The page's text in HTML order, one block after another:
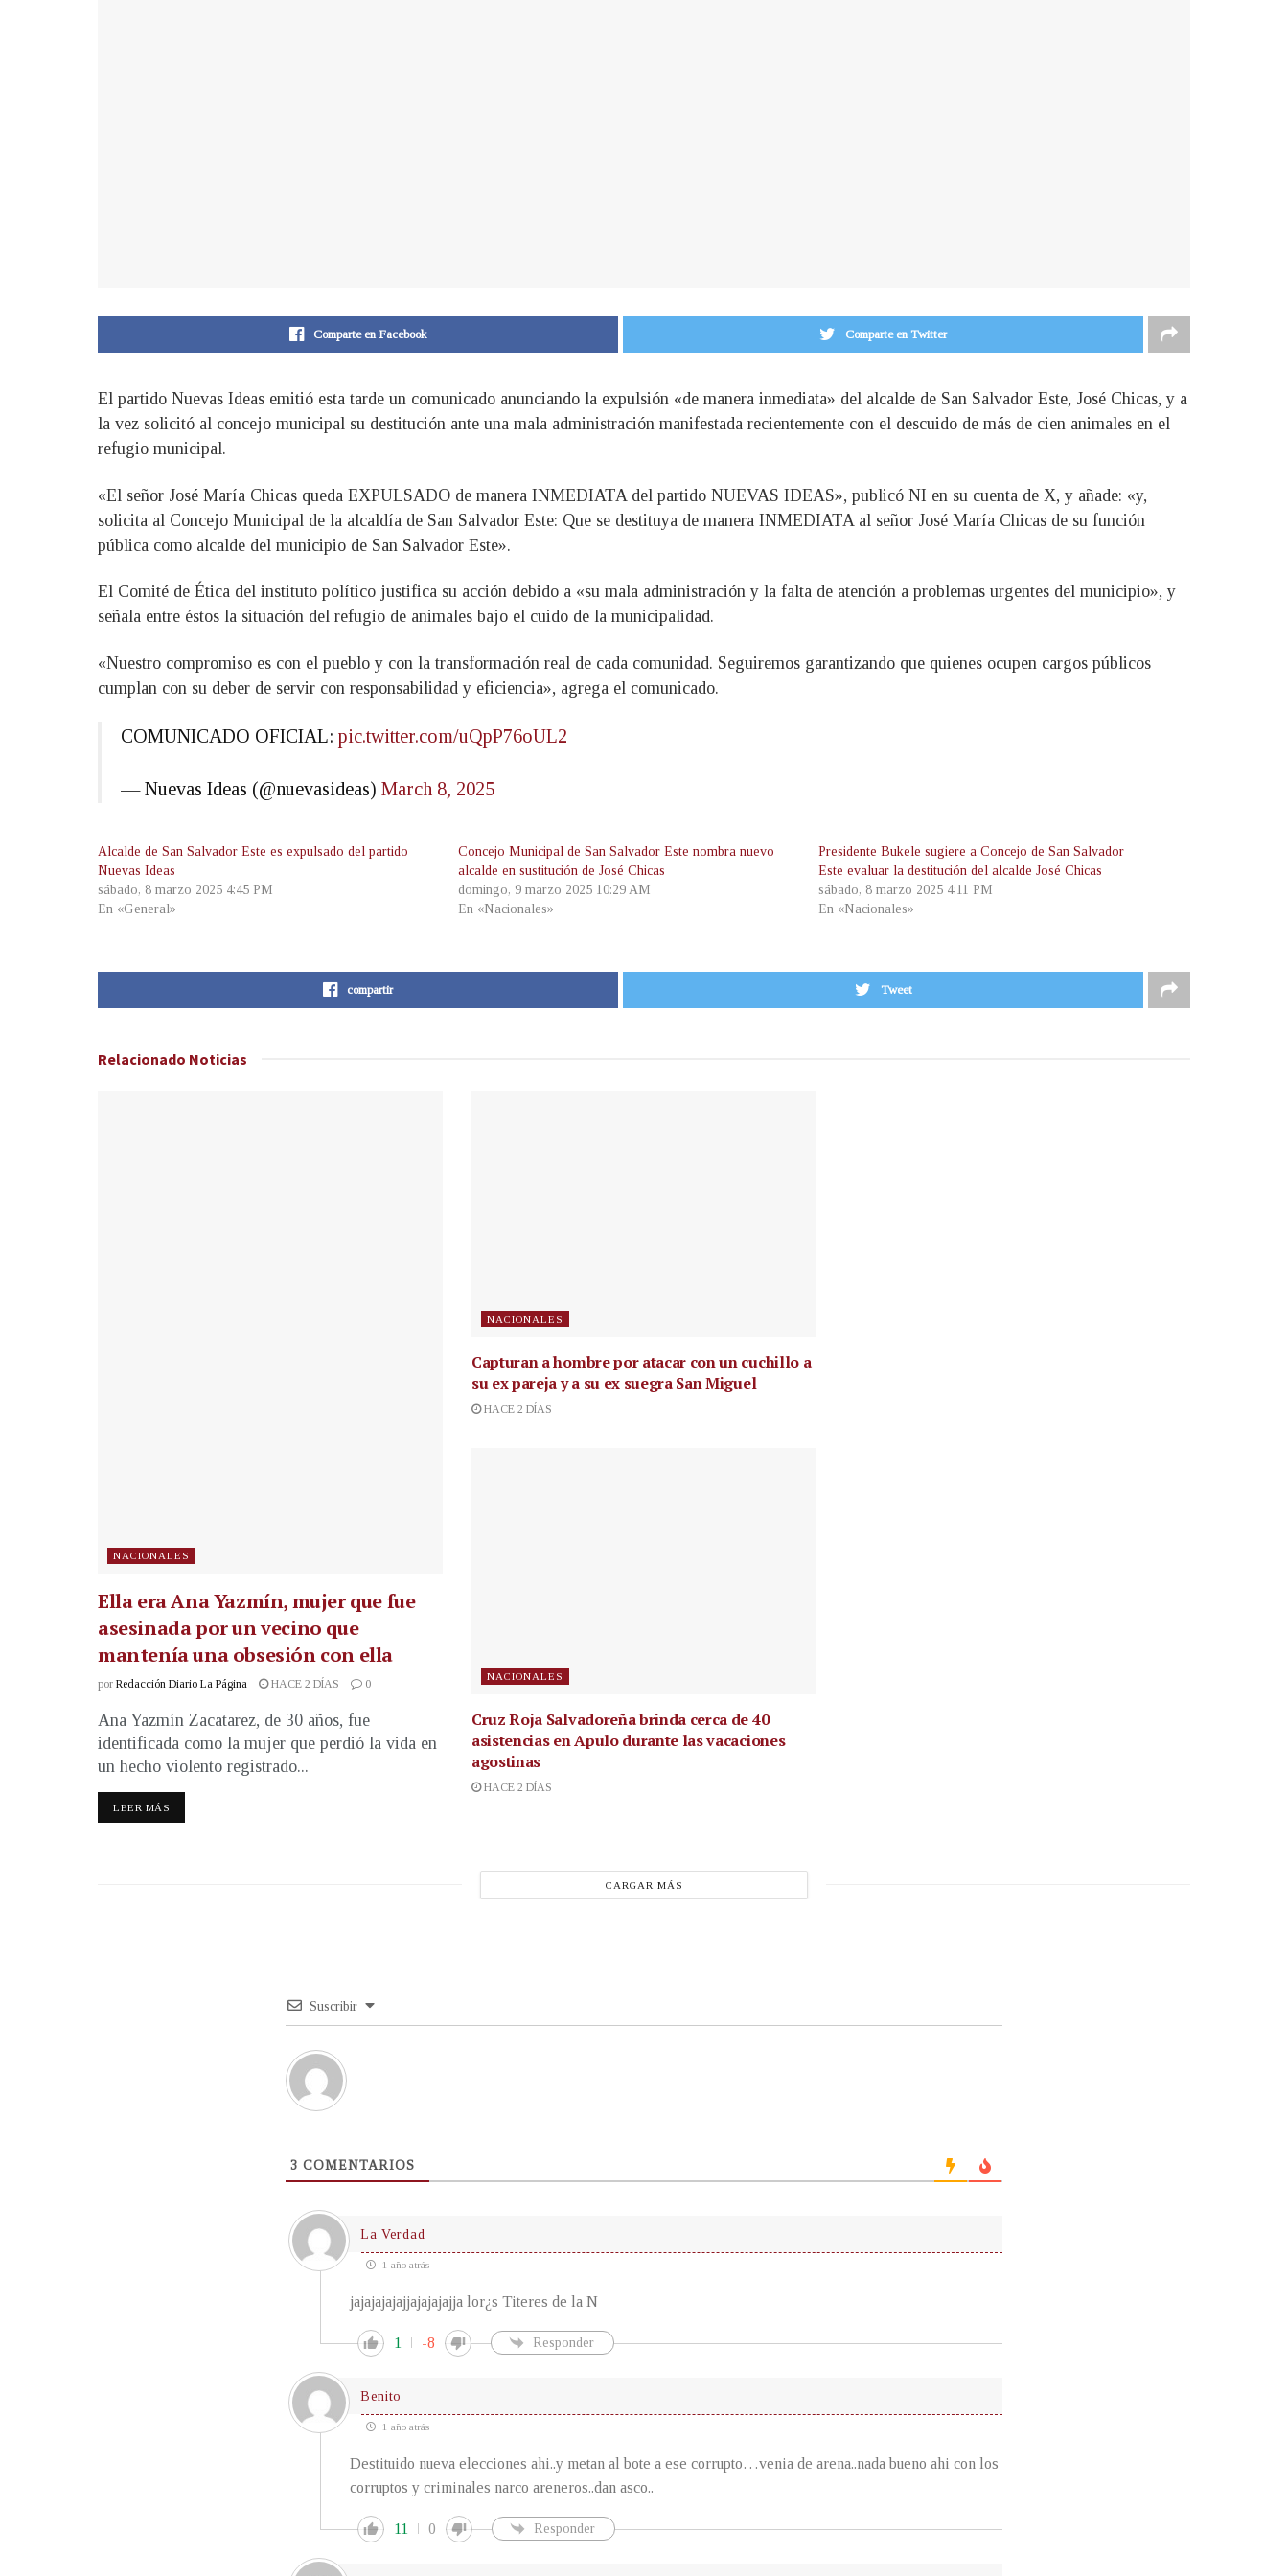
Comparte en Facebook Comparte en Twitter
El partido Nuevas Ideas emitió esta tarde un comunicado anunciando la expulsión «de manera inmediata» del alcalde de San Salvador Este, José Chicas, y a
la vez solicitó al concejo municipal su destitución ante una mala administración manifestada recientemente con el descuido de más de cien animales en el
refugio municipal.
«El señor José María Chicas queda EXPULSADO de manera INMEDIATA del partido NUEVAS IDEAS», publicó NI en su cuenta de X, y añade: «y,
solicita al Concejo Municipal de la alcaldía de San Salvador Este: Que se destituya de manera INMEDIATA al señor José María Chicas de su función
pública como alcalde del municipio de San Salvador Este».
El Comité de Ética del instituto político justifica su acción debido a «su mala administración y la falta de atención a problemas urgentes del municipio», y
señala entre éstos la situación del refugio de animales bajo el cuido de la municipalidad.
«Nuestro compromiso es con el pueblo y con la transformación real de cada comunidad. Seguiremos garantizando que quienes ocupen cargos públicos
cumplan con su deber de servir con responsabilidad y eficiencia», agrega el comunicado.
COMUNICADO OFICIAL: pic.twitter.com/uQpP76oUL2
— Nuevas Ideas (@nuevasideas) March 8, 2025
Alcalde de San Salvador Este es expulsado del partido
Nuevas Ideas
sábado, 8 marzo 2025 4:45 PM
En «General»
Concejo Municipal de San Salvador Este nombra nuevo
alcalde en sustitución de José Chicas
domingo, 9 marzo 2025 10:29 AM
En «Nacionales»
Presidente Bukele sugiere a Concejo de San Salvador
Este evaluar la destitución del alcalde José Chicas
sábado, 8 marzo 2025 4:11 PM
En «Nacionales»
compartir Tweet
Relacionado Noticias
NACIONALES
Ella era Ana Yazmín, mujer que fue
asesinada por un vecino que
mantenía una obsesión con ella
por Redacción Diario La Página HACE 2 DÍAS 0
Ana Yazmín Zacatarez, de 30 años, fue
identificada como la mujer que perdió la vida en
un hecho violento registrado...
LEER MÁS
NACIONALES
Capturan a hombre por atacar con un cuchillo a
su ex pareja y a su ex suegra San Miguel
HACE 2 DÍAS
NACIONALES
Cruz Roja Salvadoreña brinda cerca de 40
asistencias en Apulo durante las vacaciones
agostinas
HACE 2 DÍAS
CARGAR MÁS
Suscribir
3 COMENTARIOS
La Verdad
1 año atrás
jajajajajajjajajajajja lor¿s Titeres de la N
1 -8 Responder
Benito
1 año atrás
Destituido nueva elecciones ahi..y metan al bote a ese corrupto…venia de arena..nada bueno ahi con los
corruptos y criminales narco areneros..dan asco..
11 0 Responder